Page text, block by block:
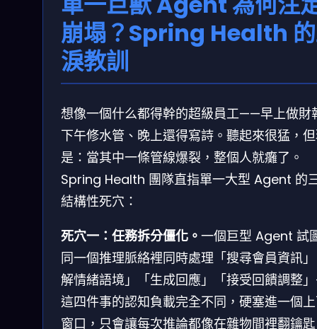
崩塌？Spring Health
淚教訓
想像一個什么都得幹的超級員工——早上做財
下午修水管、晚上還得寫詩。聽起來很猛，
是：當其中一條管線爆裂，整個人就癱了。
Spring Health 團隊直指單一大型 Agent 的
結構性死穴：
死穴一：任務拆分僵化。 一個巨型 Agent 試
同一個推理脈絡裡同時處理「搜尋會員資訊
解情緒語境」「生成回應」「接受回饋調整
這四件事的認知負載完全不同，硬塞進一個
窗口，只會讓每次推論都像在雜物間裡翻鑰